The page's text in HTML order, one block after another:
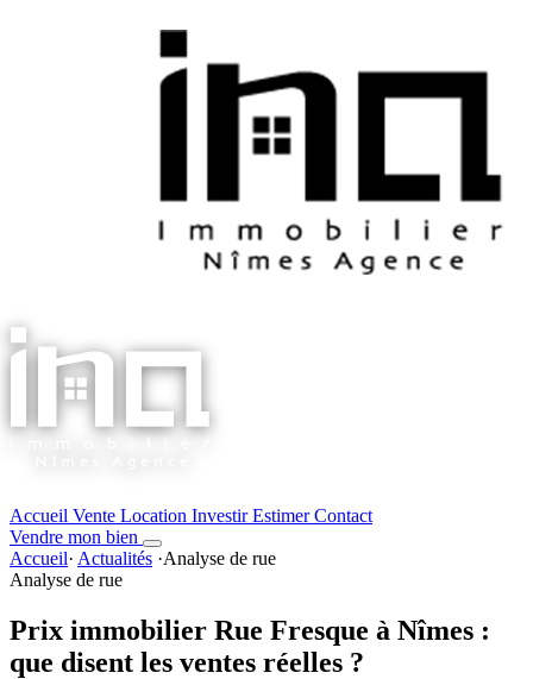
Accueil Vente Location InvestirEstimerContact
Vendre mon bien
Accueil· Actualités ·Analyse de rue
Analyse de rue
Prix immobilier Rue Fresque à Nîmes :
que disent les ventes réelles ?